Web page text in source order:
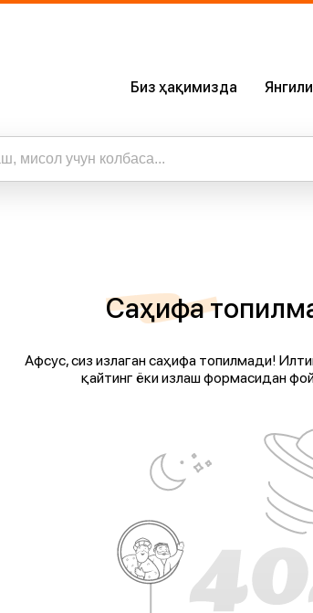
Биз ҳақимизда
Биз Ҳақимизда
Сертификатлар
Саҳифа
Афсус, сиз излаган саҳифа топилмади!
қайтинг ёки излаш формасидан